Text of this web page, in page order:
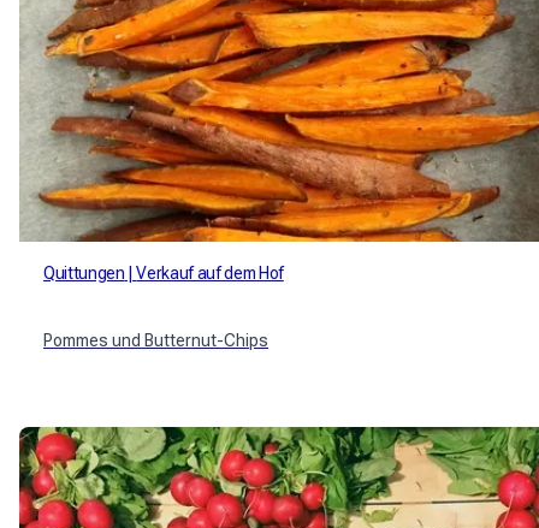
Quittungen Verkauf auf dem Hof
Pommes und Butternut-Chips